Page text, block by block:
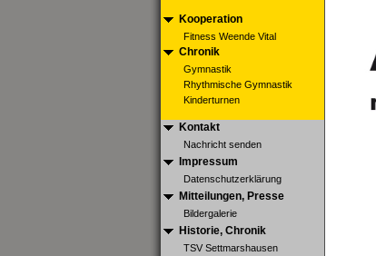
Kooperation
Fitness Weende Vital
Chronik
Gymnastik
Rhythmische Gymnastik
Kinderturnen
Kontakt
Nachricht senden
Impressum
Datenschutzerklärung
Mitteilungen, Presse
Bildergalerie
Historie, Chronik
TSV Settmarshausen